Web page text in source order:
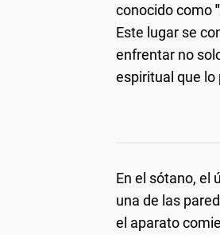
conocido como
Este lugar se
enfrentar no
espiritual que lo
En el sótano, el
una de las
el aparato